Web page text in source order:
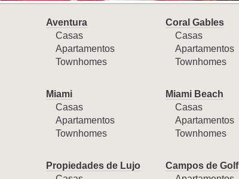
Aventura
Casas
Apartamentos
Townhomes
Coral Gables
Casas
Apartamentos
Townhomes
Miami
Casas
Apartamentos
Townhomes
Miami Beach
Casas
Apartamentos
Townhomes
Propiedades de Lujo
Campos de Golf